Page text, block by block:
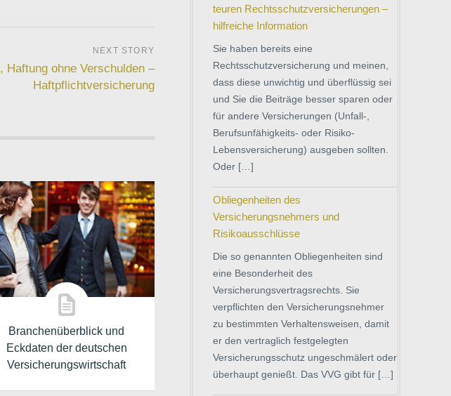
Haftung ohne Verschulden –
Haftpflichtversicherung
Branchenüberblick und
Eckdaten der deutschen
Versicherungswirtschaft
teuren Rechtsschutzversicherungen –
hilfreiche Information
Sie haben bereits eine
Rechtsschutzversicherung und meinen,
dass diese unwichtig und überflüssig sei
und Sie die Beiträge besser sparen oder
für andere Versicherungen (Unfall-,
Berufsunfähigkeits- oder Risiko-
Lebensversicherung) ausgeben sollten.
Oder […]
Obliegenheiten des
Versicherungsnehmers und
Risikoausschlüsse
Die so genannten Obliegenheiten sind
eine Besonderheit des
Versicherungsvertragsrechts. Sie
verpflichten den Versicherungsnehmer
zu bestimmten Verhaltensweisen, damit
er den vertraglich festgelegten
Versicherungsschutz ungeschmälert oder
überhaupt genießt. Das VVG gibt für […]